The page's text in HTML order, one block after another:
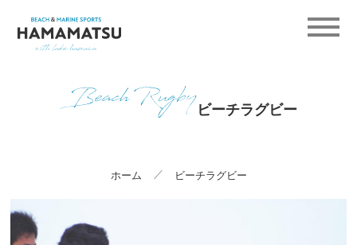
ビーチラグビー
ホーム ビーチラグビー